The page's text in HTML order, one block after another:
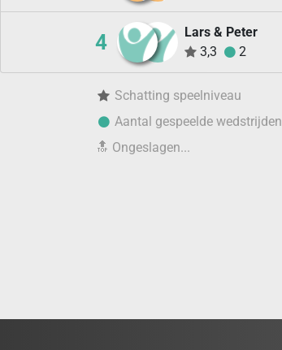
4
Lars & Peter
3,3
2
Schatting speelniveau
Aantal gespeelde wedstrijden
🔝 Ongeslagen...